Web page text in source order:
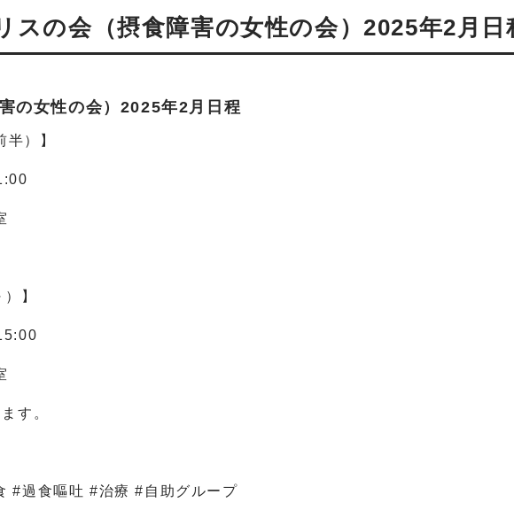
スの会（摂食障害の女性の会）2025年2月日
の女性の会）2025年2月日程
）】
】
す。
#過食嘔吐 #治療 #自助グループ